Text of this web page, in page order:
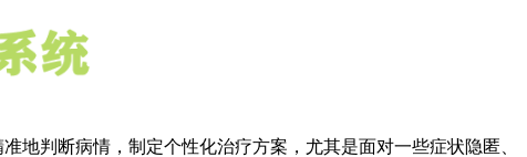
地判断病情，制定个性化治疗方案，尤其是面对一些症状隐匿、